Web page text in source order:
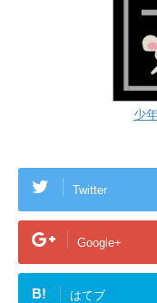
少
Twitter
Google+
B! はてブ